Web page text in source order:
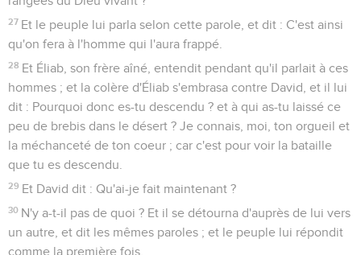
27 Et le peuple lui parla selon cette parole, et dit : C'est ainsi
qu'on fera à l'homme qui l'aura frappé.
28 Et Éliab, son frère aîné, entendit pendant qu'il parlait à ces
hommes ; et la colère d'Éliab s'embrasa contre David, et il lui
dit : Pourquoi donc es-tu descendu ? et à qui as-tu laissé ce
peu de brebis dans le désert ? Je connais, moi, ton orgueil et
la méchanceté de ton coeur ; car c'est pour voir la bataille
que tu es descendu.
29 Et David dit : Qu'ai-je fait maintenant ?
30 N'y a-t-il pas de quoi ? Et il se détourna d'auprès de lui vers
un autre, et dit les mêmes paroles ; et le peuple lui répondit
comme la première fois.